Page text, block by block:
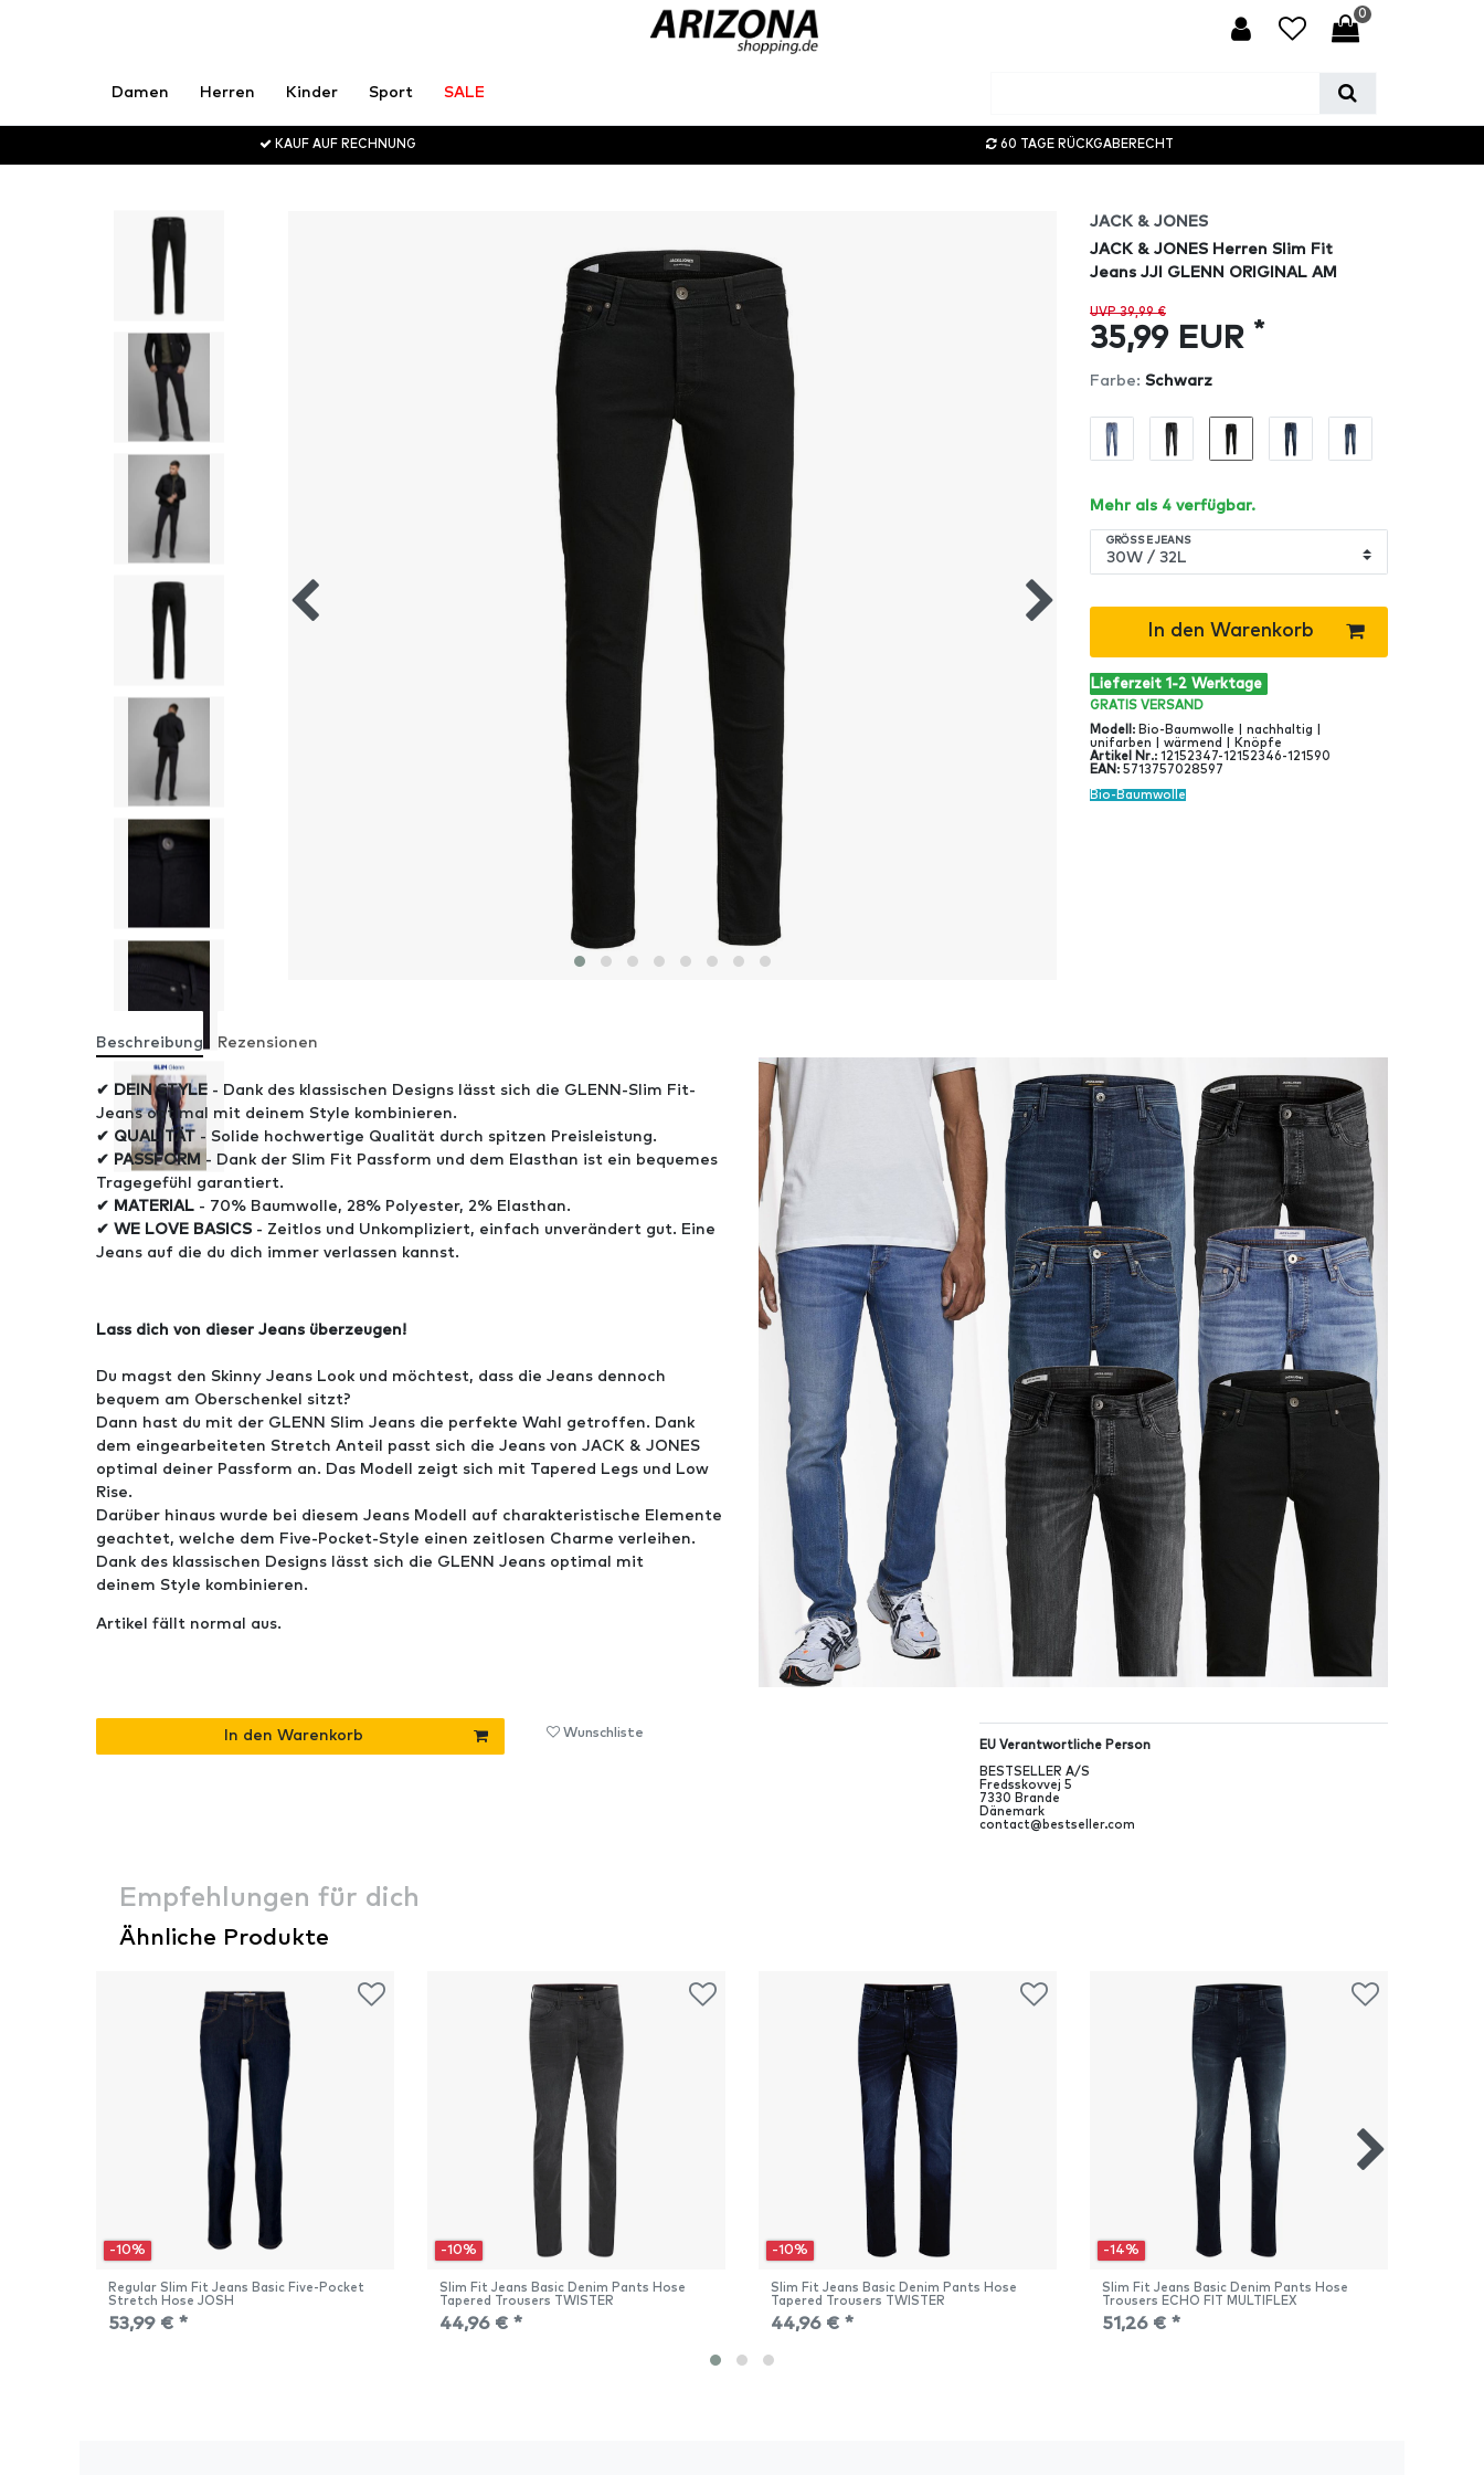
0
Damen Herren Kinder Sport SALE
KAUF AUF RECHNUNG 60 TAGE RÜCKGABERECHT
JACK & JONES
JACK & JONES Herren Slim Fit
Jeans JJI GLENN ORIGINAL AM
UVP 39,99 €
35,99 EUR *
Farbe: Schwarz
Mehr als 4 verfügbar.
GRÖSSE JEANS
In den Warenkorb
Lieferzeit 1-2 Werktage
GRATIS VERSAND
Modell : Bio-Baumwolle | nachhaltig |
unifarben | wärmend | Knöpfe
Artikel Nr.: 12152347-12152346-121590
EAN : 5713757028597
Bio-Baumwolle
Beschreibung Rezensionen
✔ DEIN STYLE - Dank des klassischen Designs lässt sich die GLENN-Slim Fit-
Jeans optimal mit deinem Style kombinieren.
✔ QUALITÄT - Solide hochwertige Qualität durch spitzen Preisleistung.
✔ PASSFORM - Dank der Slim Fit Passform und dem Elasthan ist ein bequemes
Tragegefühl garantiert.
✔ MATERIAL - 70% Baumwolle, 28% Polyester, 2% Elasthan.
✔ WE LOVE BASICS - Zeitlos und Unkompliziert, einfach unverändert gut. Eine
Jeans auf die du dich immer verlassen kannst.
Lass dich von dieser Jeans überzeugen!
Du magst den Skinny Jeans Look und möchtest, dass die Jeans dennoch
bequem am Oberschenkel sitzt?
Dann hast du mit der GLENN Slim Jeans die perfekte Wahl getroffen. Dank
dem eingearbeiteten Stretch Anteil passt sich die Jeans von JACK & JONES
optimal deiner Passform an. Das Modell zeigt sich mit Tapered Legs und Low
Rise.
Darüber hinaus wurde bei diesem Jeans Modell auf charakteristische Elemente
geachtet, welche dem Five-Pocket-Style einen zeitlosen Charme verleihen.
Dank des klassischen Designs lässt sich die GLENN Jeans optimal mit
deinem Style kombinieren.
Artikel fällt normal aus.
In den Warenkorb Wunschliste
EU Verantwortliche Person
BESTSELLER A/S
Fredsskovvej 5
7330 Brande
Dänemark
contact@bestseller.com
Empfehlungen für dich
Ähnliche Produkte
-10%
Regular Slim Fit Jeans Basic Five-Pocket
Stretch Hose JOSH
53,99 € *
-10%
Slim Fit Jeans Basic Denim Pants Hose
Tapered Trousers TWISTER
44,96 € *
-10%
Slim Fit Jeans Basic Denim Pants Hose
Tapered Trousers TWISTER
44,96 € *
-14%
Slim Fit Jeans Basic Denim Pants Hose
Trousers ECHO FIT MULTIFLEX
51,26 € *